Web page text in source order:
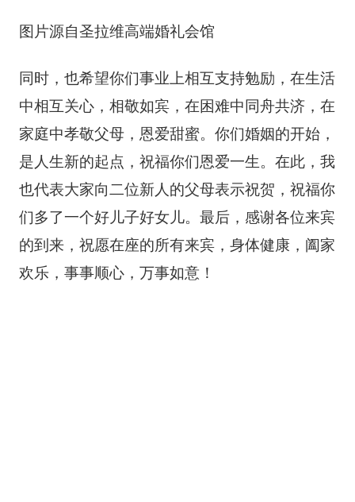
图片源自圣拉维高端婚礼会馆
同时，也希望你们事业上相互支持勉励，在生活
中相互关心，相敬如宾，在困难中同舟共济，在
家庭中孝敬父母，恩爱甜蜜。你们婚姻的开始，
是人生新的起点，祝福你们恩爱一生。在此，我
也代表大家向二位新人的父母表示祝贺，祝福你
们多了一个好儿子好女儿。最后，感谢各位来宾
的到来，祝愿在座的所有来宾，身体健康，阖家
欢乐，事事顺心，万事如意！